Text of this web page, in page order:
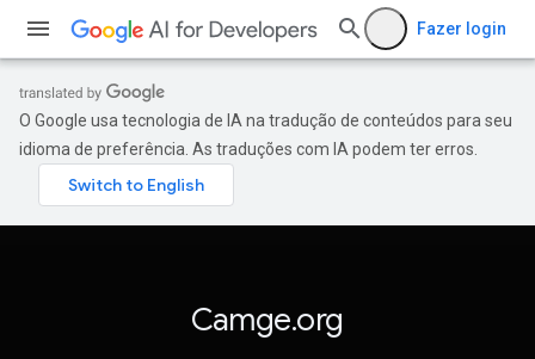
Fazer login
O Google usa tecnologia de IA na tradução de conteúdos para seu
idioma de preferência. As traduções com IA podem ter erros.
Camge.org